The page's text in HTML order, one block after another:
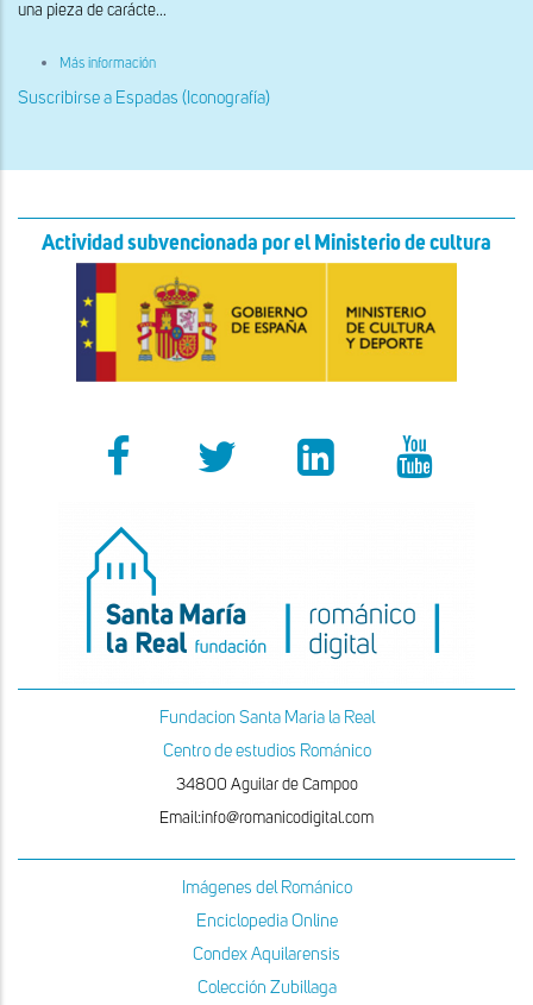
una pieza de carácte...
Más información
sepulcral
Suscribirse a Espadas (Iconografía)
Actividad subvencionada por el Ministerio de cultura
Fundacion Santa Maria la Real
Centro de estudios Románico
34800 Aguilar de Campoo
Email:info@romanicodigital.com
Imágenes del Románico
Enciclopedia Online
Condex Aquilarensis
Colección Zubillaga